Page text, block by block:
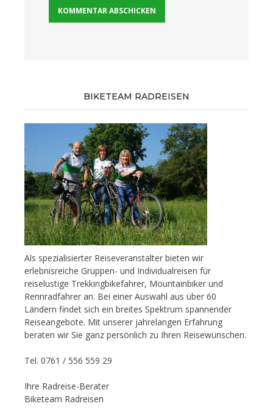
BIKETEAM RADREISEN
Als spezialisierter Reiseveranstalter bieten wir
erlebnisreiche Gruppen- und Individualreisen für
reiselustige Trekkingbikefahrer, Mountainbiker und
Rennradfahrer an. Bei einer Auswahl aus über 60
Ländern findet sich ein breites Spektrum spannender
Reiseangebote. Mit unserer jahrelangen Erfahrung
beraten wir Sie ganz persönlich zu Ihren Reisewünschen.
Tel. 0761 / 556 559 29
Ihre Radreise-Berater
Biketeam Radreisen